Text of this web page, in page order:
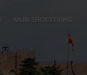
MIJN SHOESTRING